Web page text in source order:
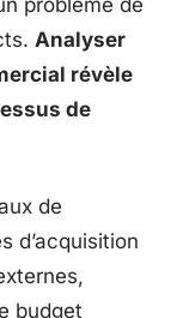
problème de
Analyser
révèle
de
de
d’acquisition
budget